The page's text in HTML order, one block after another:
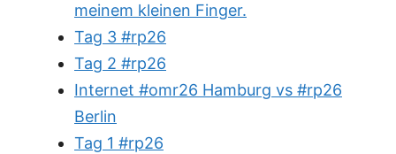
meinem kleinen Finger.
Tag 3 #rp26
Tag 2 #rp26
Internet #omr26 Hamburg vs #rp26
Berlin
Tag 1 #rp26